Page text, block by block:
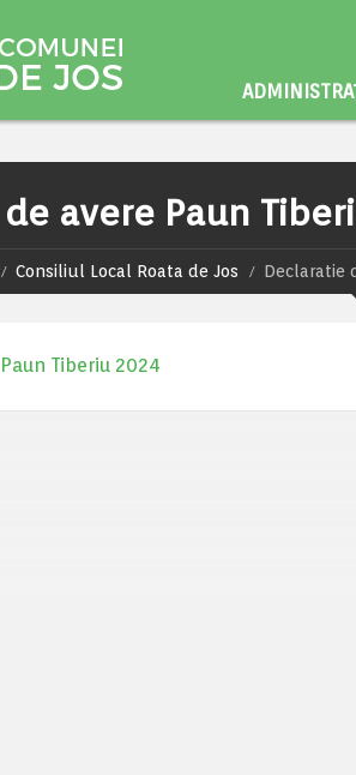
avere Paun
Consiliul Local Roata de Jos Declaratie
Tiberiu 2024